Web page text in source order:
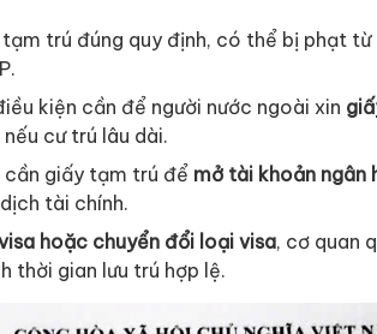
tạm trú đúng quy định, có thể bị phạt từ
kiện cần để người nước ngoài xin
nếu cư trú lâu dài.
cần giấy tạm trú để mở tài khoản ngân
tài chính.
hoặc chuyển đổi loại visa, cơ quan
thời gian lưu trú hợp lệ.